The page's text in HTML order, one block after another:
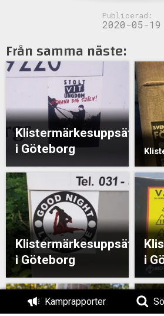
Kamprapporter
Publicerad:
2020-05-19
Från samma näste:
Klistermärkesuppsättning
i Göteborg
Klistermärkesuppsättning
i Göteborg
i